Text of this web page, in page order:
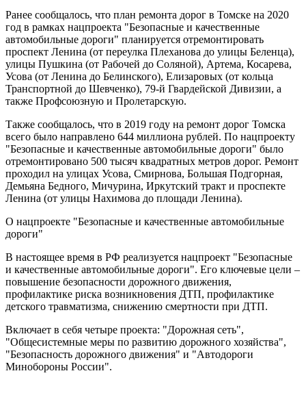
Ранее сообщалось, что план ремонта дорог в Томске на 2020
год в рамках нацпроекта "Безопасные и качественные
автомобильные дороги" планируется отремонтировать
проспект Ленина (от переулка Плеханова до улицы Беленца),
улицы Пушкина (от Рабочей до Соляной), Артема, Косарева,
Усова (от Ленина до Белинского), Елизаровых (от кольца
Транспортной до Шевченко), 79-й Гвардейской Дивизии, а
также Профсоюзную и Пролетарскую.
Также сообщалось, что в 2019 году на ремонт дорог Томска
всего было направлено 644 миллиона рублей. По нацпроекту
"Безопасные и качественные автомобильные дороги" было
отремонтировано 500 тысяч квадратных метров дорог. Ремонт
проходил на улицах Усова, Смирнова, Большая Подгорная,
Демьяна Бедного, Мичурина, Иркутский тракт и проспекте
Ленина (от улицы Нахимова до площади Ленина).
О нацпроекте "Безопасные и качественные автомобильные
дороги"
В настоящее время в РФ реализуется нацпроект "Безопасные
и качественные автомобильные дороги". Его ключевые цели –
повышение безопасности дорожного движения,
профилактике риска возникновения ДТП, профилактике
детского травматизма, снижению смертности при ДТП.
Включает в себя четыре проекта: "Дорожная сеть",
"Общесистемные меры по развитию дорожного хозяйства",
"Безопасность дорожного движения" и "Автодороги
Минобороны России".